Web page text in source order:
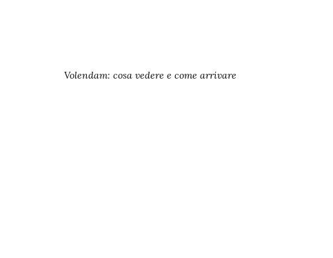
Volendam: cosa vedere e come arrivare